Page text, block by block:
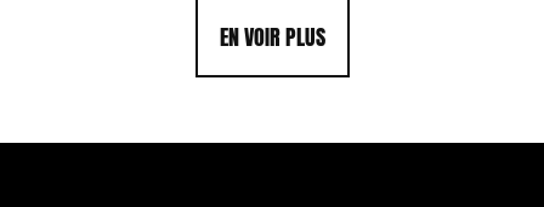
EN VOIR PLUS